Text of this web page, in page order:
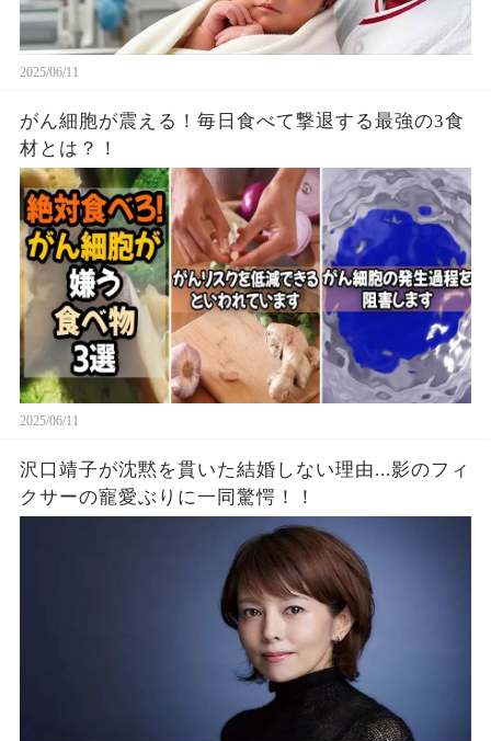
2025/06/11
がん細胞が震える！毎日食べて撃退する最強の3食
材とは？！
2025/06/11
沢口靖子が沈黙を貫いた結婚しない理由...影のフィ
クサーの寵愛ぶりに一同驚愕！！